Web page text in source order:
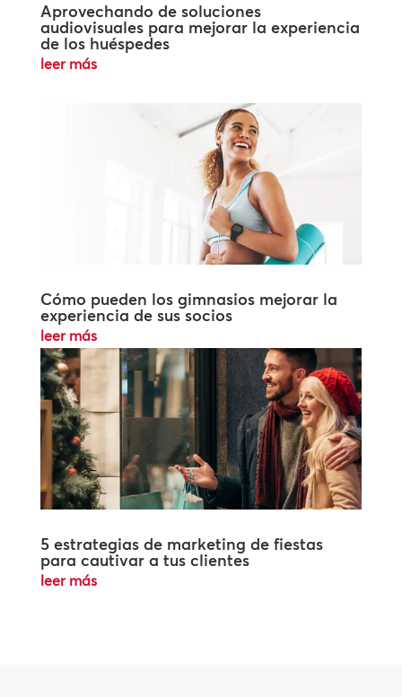
Aprovechando de soluciones
audiovisuales para mejorar la experiencia
de los huéspedes
leer más
Cómo pueden los gimnasios mejorar la
experiencia de sus socios
leer más
5 estrategias de marketing de fiestas
para cautivar a tus clientes
leer más